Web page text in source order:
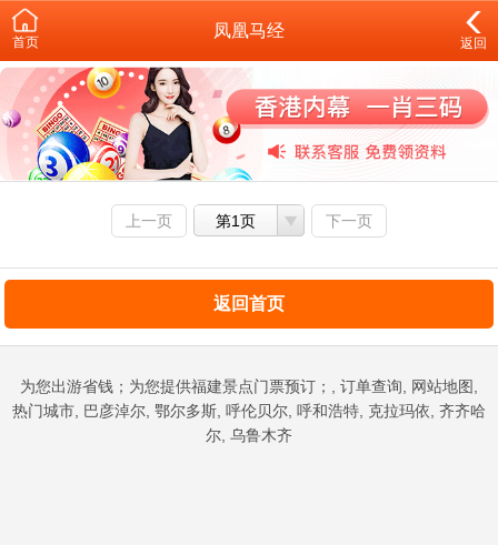
首页
凤凰马经
返回
上一页 第1页 下一页
返回首页
为您出游省钱；为您提供福建景点门票预订；, 订单查询, 网站地图,
热门城市, 巴彦淖尔, 鄂尔多斯, 呼伦贝尔, 呼和浩特, 克拉玛依, 齐齐哈
尔, 乌鲁木齐